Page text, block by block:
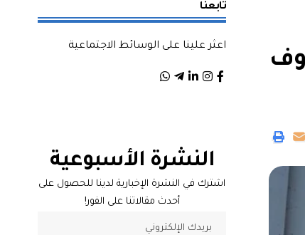
تابعنا
اعثر علينا على الوسائط الاجتماعية
النشرة الأسبوعية
اشترك في النشرة الإخبارية لدينا للحصول على
أحدث مقالاتنا على الفور!